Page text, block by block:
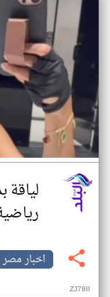
اخبار مصر
ZJ78II